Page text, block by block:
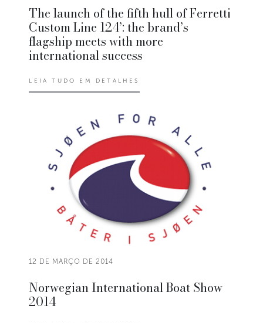
The launch of the fifth hull of Ferretti
Custom Line 124’: the brand’s
flagship meets with more
international success
LEIA TUDO EM DETALHES
12 DE MARÇO DE 2014
Norwegian International Boat Show
2014